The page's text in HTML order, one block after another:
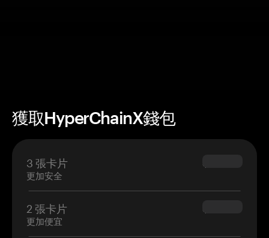
獲取HyperChainX錢包
3 張卡片
更加安全
$69.90
2 張卡片
更加便宜
$54.90